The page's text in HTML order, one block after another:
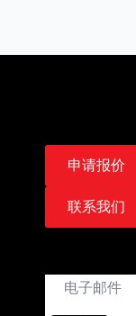
申请报价
联系我们
电